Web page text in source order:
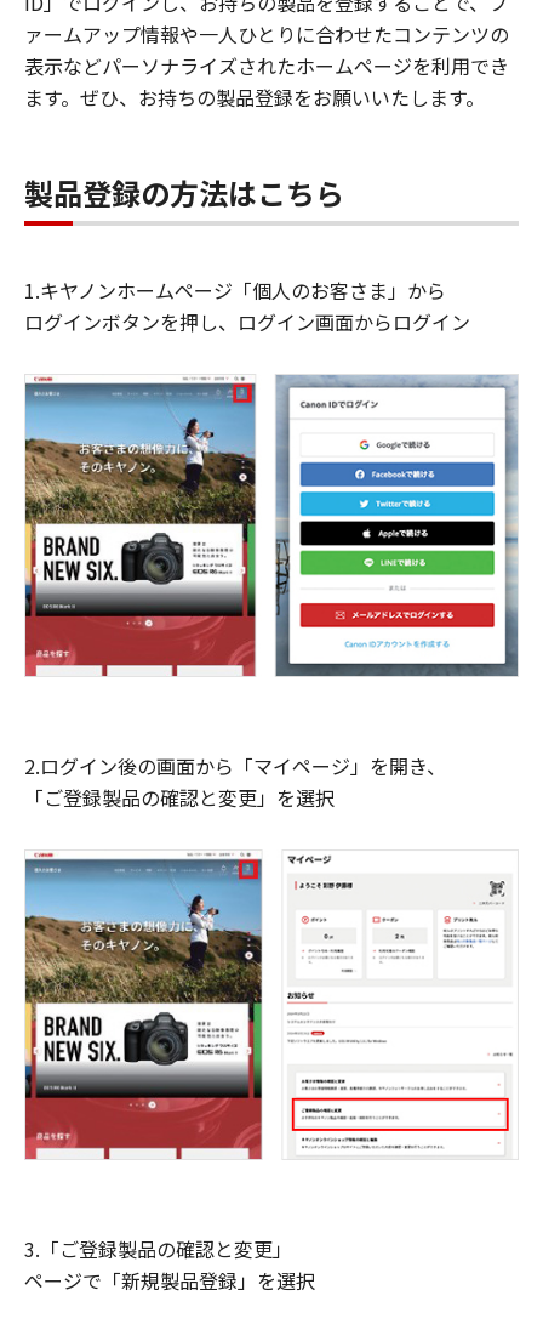
ァームアップ情報や一人ひとりに合わせたコンテンツの
表示などパーソナライズされたホームページを利用でき
ます。ぜひ、お持ちの製品登録をお願いいたします。
製品登録の方法はこちら
1.キヤノンホームページ「個人のお客さま」から
ログインボタンを押し、ログイン画面からログイン
2.ログイン後の画面から「マイページ」を開き、
「ご登録製品の確認と変更」を選択
3.「ご登録製品の確認と変更」
ページで「新規製品登録」を選択